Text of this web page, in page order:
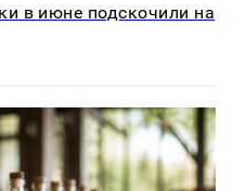
в июне подскочили на